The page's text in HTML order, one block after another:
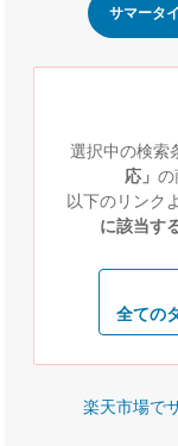
サマータ
選択中の検索
応」 の
以下のリンク
に該当す
全ての
楽天市場で